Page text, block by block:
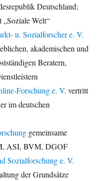
Deutschland;
„Soziale Welt“
u. Sozialforscher e. V.
akademischen und
Beratern,
Forschung e. V. vertritt
im deutschen
gemeinsame
ASI, BVM, DGOF
Sozialforschung e. V.
der Grundsätze